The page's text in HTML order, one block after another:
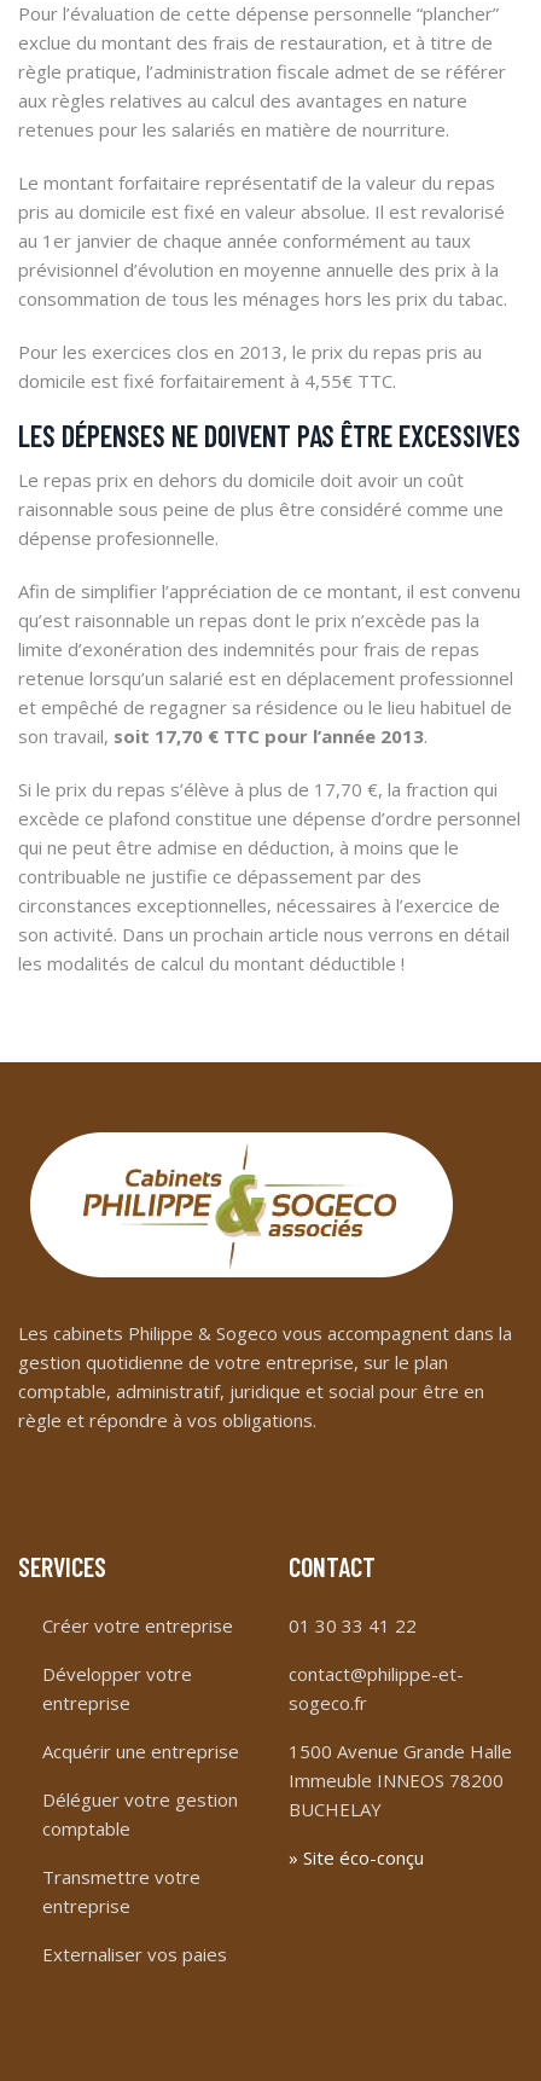
Pour l’évaluation de cette dépense personnelle “plancher”
exclue du montant des frais de restauration, et à titre de
règle pratique, l’administration fiscale admet de se référer
aux règles relatives au calcul des avantages en nature
retenues pour les salariés en matière de nourriture.
Le montant forfaitaire représentatif de la valeur du repas
pris au domicile est fixé en valeur absolue. Il est revalorisé
au 1er janvier de chaque année conformément au taux
prévisionnel d’évolution en moyenne annuelle des prix à la
consommation de tous les ménages hors les prix du tabac.
Pour les exercices clos en 2013, le prix du repas pris au
domicile est fixé forfaitairement à 4,55€ TTC.
LES DÉPENSES NE DOIVENT PAS ÊTRE EXCESSIVES
Le repas prix en dehors du domicile doit avoir un coût
raisonnable sous peine de plus être considéré comme une
dépense profesionnelle.
Afin de simplifier l’appréciation de ce montant, il est convenu
qu’est raisonnable un repas dont le prix n’excède pas la
limite d’exonération des indemnités pour frais de repas
retenue lorsqu’un salarié est en déplacement professionnel
et empêché de regagner sa résidence ou le lieu habituel de
son travail, soit 17,70 € TTC pour l’année 2013.
Si le prix du repas s’élève à plus de 17,70 €, la fraction qui
excède ce plafond constitue une dépense d’ordre personnel
qui ne peut être admise en déduction, à moins que le
contribuable ne justifie ce dépassement par des
circonstances exceptionnelles, nécessaires à l’exercice de
son activité. Dans un prochain article nous verrons en détail
les modalités de calcul du montant déductible !
Les cabinets Philippe & Sogeco vous accompagnent dans la
gestion quotidienne de votre entreprise, sur le plan
comptable, administratif, juridique et social pour être en
règle et répondre à vos obligations.
SERVICES
Créer votre entreprise
Développer votre
entreprise
Acquérir une entreprise
Déléguer votre gestion
comptable
Transmettre votre
entreprise
Externaliser vos paies
CONTACT
01 30 33 41 22
contact@philippe-et-
sogeco.fr
1500 Avenue Grande Halle
Immeuble INNEOS 78200
BUCHELAY
» Site éco-conçu